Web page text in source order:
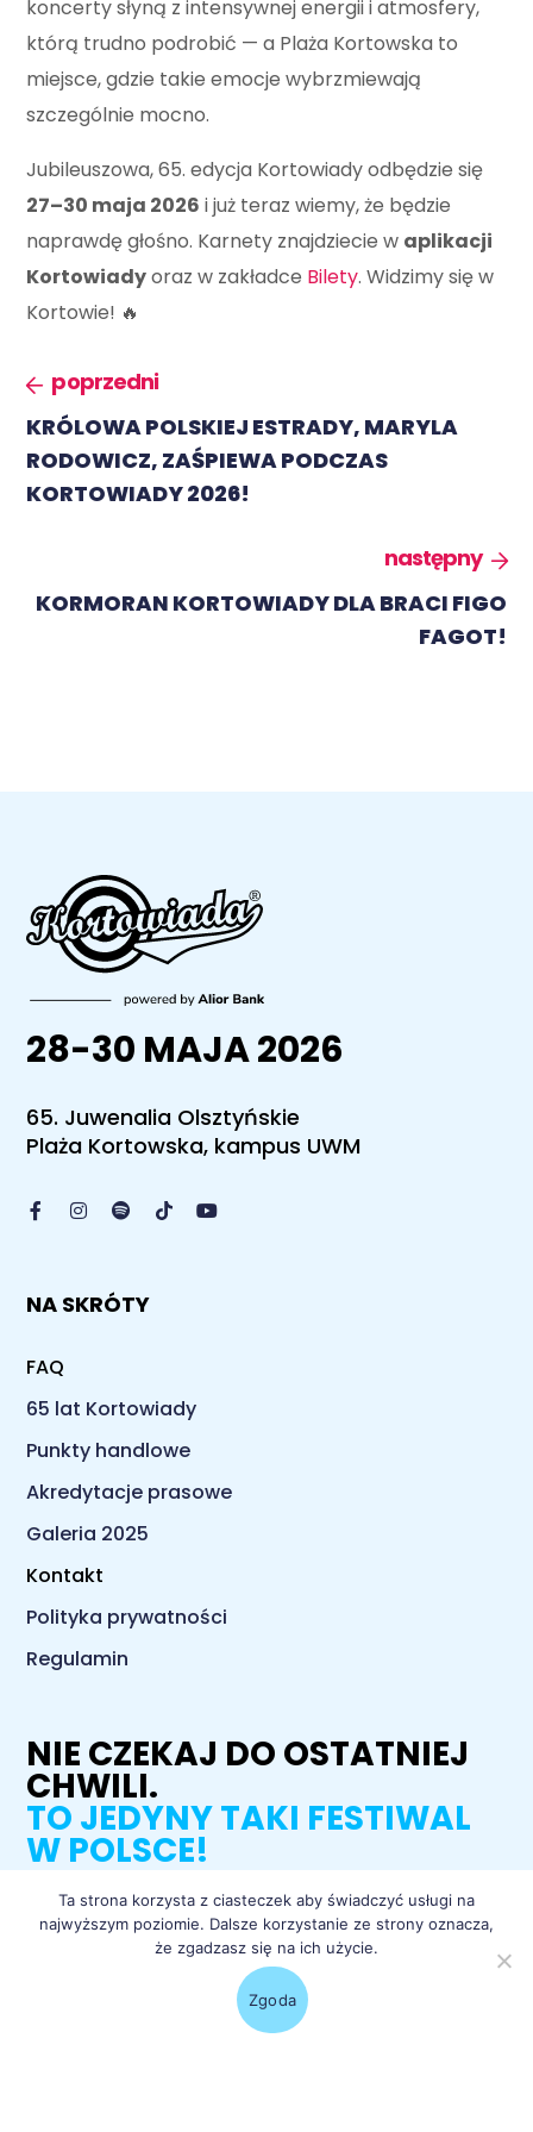
koncerty słyną z intensywnej energii i atmosfery,
którą trudno podrobić — a Plaża Kortowska to
miejsce, gdzie takie emocje wybrzmiewają
szczególnie mocno.
Jubileuszowa, 65. edycja Kortowiady odbędzie się
27–30 maja 2026 i już teraz wiemy, że będzie
naprawdę głośno. Karnety znajdziecie w aplikacji
Kortowiadyoraz w zakładce Bilety. Widzimy się w
Kortowie! 🔥
poprzedni
KRÓLOWA POLSKIEJ ESTRADY, MARYLA
RODOWICZ, ZAŚPIEWA PODCZAS
KORTOWIADY 2026!
następny
KORMORAN KORTOWIADY DLA BRACI FIGO
FAGOT!
28-30 MAJA 2026
65. Juwenalia Olsztyńskie
Plaża Kortowska, kampus UWM
NA SKRÓTY
FAQ
65 lat Kortowiady
Punkty handlowe
Akredytacje prasowe
Galeria 2025
Kontakt
Polityka prywatności
Regulamin
NIE CZEKAJ DO OSTATNIEJ
CHWILI.
TO JEDYNY TAKI FESTIWAL
W POLSCE!
łap bilety
Ta strona korzysta z ciasteczek aby świadczyć usługi na
najwyższym poziomie. Dalsze korzystanie ze strony oznacza,
że zgadzasz się na ich użycie.
Zgoda